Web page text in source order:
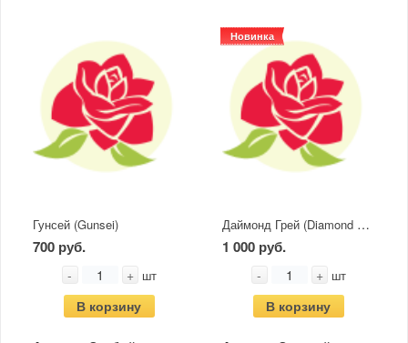
Гунсей (Gunsei)
700 руб.
- + шт
В корзину
Новинка
Даймонд Грей (Diamond Gray)
1 000 руб.
- + шт
В корзину